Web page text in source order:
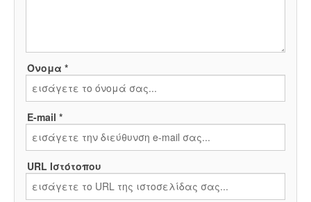
Όνομα *
E-mail *
URL Ιστότοπου